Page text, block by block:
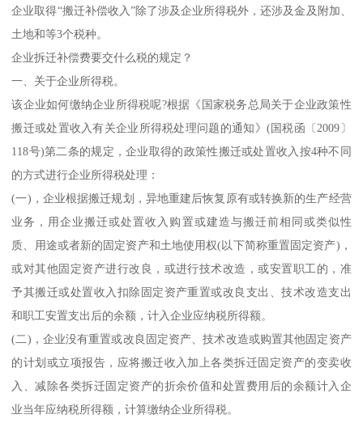
企业取得“搬迁补偿收入”除了涉及企业所得税外，还涉及金及附加、
土地和等3个税种。
企业拆迁补偿费要交什么税的规定？
一、关于企业所得税。
该企业如何缴纳企业所得税呢?根据《国家税务总局关于企业政策性
搬迁或处置收入有关企业所得税处理问题的通知》(国税函〔2009〕
118号)第二条的规定，企业取得的政策性搬迁或处置收入按4种不同
的方式进行企业所得税处理：
(一)，企业根据搬迁规划，异地重建后恢复原有或转换新的生产经营
业务，用企业搬迁或处置收入购置或建造与搬迁前相同或类似性
质、用途或者新的固定资产和土地使用权(以下简称重置固定资产)，
或对其他固定资产进行改良，或进行技术改造，或安置职工的，准
予其搬迁或处置收入扣除固定资产重置或改良支出、技术改造支出
和职工安置支出后的余额，计入企业应纳税所得额。
(二)，企业没有重置或改良固定资产、技术改造或购置其他固定资产
的计划或立项报告，应将搬迁收入加上各类拆迁固定资产的变卖收
入、减除各类拆迁固定资产的折余价值和处置费用后的余额计入企
业当年应纳税所得额，计算缴纳企业所得税。